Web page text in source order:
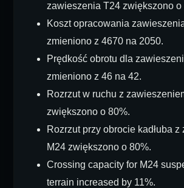
zawieszenia T24 zwiększono o
Koszt opracowania
zmieniono z 4670 na 2050.
Prędkość obrotu dla
zmieniono z 46 na 42.
Rozrzut w ruchu z
zwiększono o 80%.
Rozrzut przy obrocie kadłuba
M24 zwiększono o 80%.
Crossing capacity for M24
terrain increased by 11%.